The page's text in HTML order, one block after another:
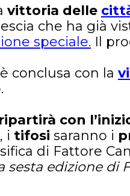
vittoria delle
che ha già
speciale. Il
conclusa con la
con
, i tifosi saranno i
di Fattore
sesta edizione